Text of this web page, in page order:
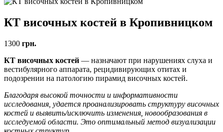
КТ височных костей в Кропивницком
1300 грн.
КТ височных костей — назначают при нарушениях слуха и
вестибулярного аппарата, рецидивирующих отитах и
подозрении на патологию пирамид височных костей.
Благодаря высокой точности и информативности
исследования, удается проанализировать структуру височных
костей и выявить/исключить изменения, новообразования в
исследуемой области. Это оптимальный метод визуализации